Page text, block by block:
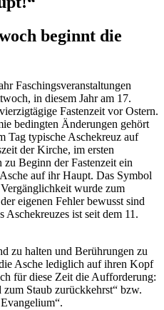
beginnt die
Faschingsveranstaltungen
in diesem Jahr am 17.
Fastenzeit vor Ostern.
bedingten Änderungen gehört
Tag typische Aschekreuz auf
der Kirche, im ersten
Beginn der Fastenzeit ein
auf ihr Haupt. Das Symbol
wurde zum
eigenen Fehler bewusst sind
Aschekreuzes ist seit dem 11.
zu halten und Berührungen zu
Asche lediglich auf ihren Kopf
für diese Zeit die Aufforderung:
zum Staub zurückkehrst“ bzw.